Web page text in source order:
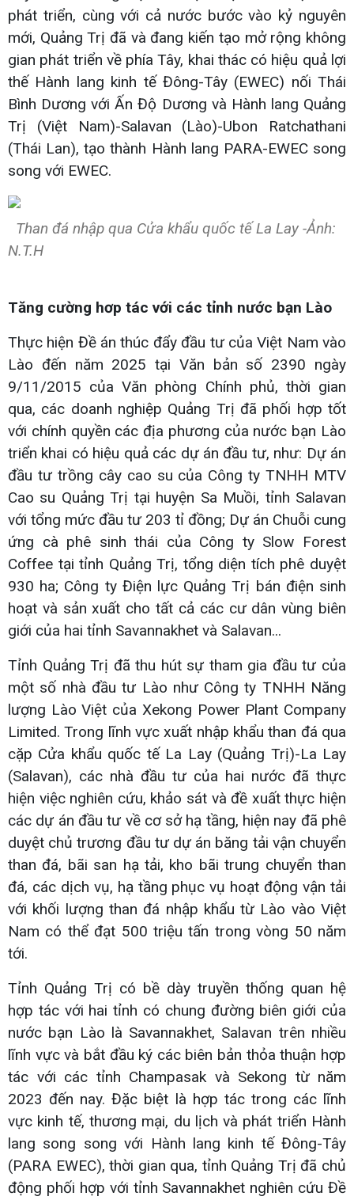
phát triển, cùng với cả nước bước vào kỷ nguyên
mới, Quảng Trị đã và đang kiến tạo mở rộng không
gian phát triển về phía Tây, khai thác có hiệu quả lợi
thế Hành lang kinh tế Đông-Tây (EWEC) nối Thái
Bình Dương với Ấn Độ Dương và Hành lang Quảng
Trị (Việt Nam)-Salavan (Lào)-Ubon Ratchathani
(Thái Lan), tạo thành Hành lang PARA-EWEC song
song với EWEC.
Than đá nhập qua Cửa khẩu quốc tế La Lay -Ảnh:
N.T.H
Tăng cường hơp tác với các tỉnh nước bạn Lào
Thực hiện Đề án thúc đẩy đầu tư của Việt Nam vào
Lào đến năm 2025 tại Văn bản số 2390 ngày
9/11/2015 của Văn phòng Chính phủ, thời gian
qua, các doanh nghiệp Quảng Trị đã phối hợp tốt
với chính quyền các địa phương của nước bạn Lào
triển khai có hiệu quả các dự án đầu tư, như: Dự án
đầu tư trồng cây cao su của Công ty TNHH MTV
Cao su Quảng Trị tại huyện Sa Muồi, tỉnh Salavan
với tổng mức đầu tư 203 tỉ đồng; Dự án Chuỗi cung
ứng cà phê sinh thái của Công ty Slow Forest
Coffee tại tỉnh Quảng Trị, tổng diện tích phê duyệt
930 ha; Công ty Điện lực Quảng Trị bán điện sinh
hoạt và sản xuất cho tất cả các cư dân vùng biên
giới của hai tỉnh Savannakhet và Salavan...
Tỉnh Quảng Trị đã thu hút sự tham gia đầu tư của
một số nhà đầu tư Lào như Công ty TNHH Năng
lượng Lào Việt của Xekong Power Plant Company
Limited. Trong lĩnh vực xuất nhập khẩu than đá qua
cặp Cửa khẩu quốc tế La Lay (Quảng Trị)-La Lay
(Salavan), các nhà đầu tư của hai nước đã thực
hiện việc nghiên cứu, khảo sát và đề xuất thực hiện
các dự án đầu tư về cơ sở hạ tầng, hiện nay đã phê
duyệt chủ trương đầu tư dự án băng tải vận chuyển
than đá, bãi san hạ tải, kho bãi trung chuyển than
đá, các dịch vụ, hạ tầng phục vụ hoạt động vận tải
với khối lượng than đá nhập khẩu từ Lào vào Việt
Nam có thể đạt 500 triệu tấn trong vòng 50 năm
tới.
Tỉnh Quảng Trị có bề dày truyền thống quan hệ
hợp tác với hai tỉnh có chung đường biên giới của
nước bạn Lào là Savannakhet, Salavan trên nhiều
lĩnh vực và bắt đầu ký các biên bản thỏa thuận hợp
tác với các tỉnh Champasak và Sekong từ năm
2023 đến nay. Đặc biệt là hợp tác trong các lĩnh
vực kinh tế, thương mại, du lịch và phát triển Hành
lang song song với Hành lang kinh tế Đông-Tây
(PARA EWEC), thời gian qua, tỉnh Quảng Trị đã chủ
động phối hợp với tỉnh Savannakhet nghiên cứu Đề